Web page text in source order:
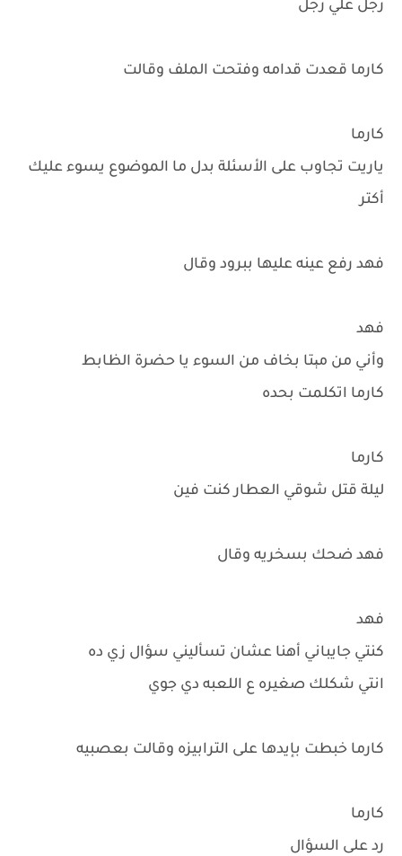
رجل علي رجل
كارما قعدت قدامه وفتحت الملف وقالت
كارما
ياريت تجاوب على الأسئلة بدل ما الموضوع يسوء عليك
أكتر
فهد رفع عينه عليها ببرود وقال
فهد
وأني من مېتا بخاف من السوء يا حضرة الظابط
كارما اتكلمت بحده
كارما
ليلة قتل شوقي العطار كنت فين
فهد ضحك بسخريه وقال
فهد
كنتي جايباني أهنا عشان تسأليني سؤال زي ده
انتي شكلك صغيره ع اللعبه دي جوي
كارما خبطت بإيدها على الترابيزه وقالت بعصبيه
كارما
رد على السؤال